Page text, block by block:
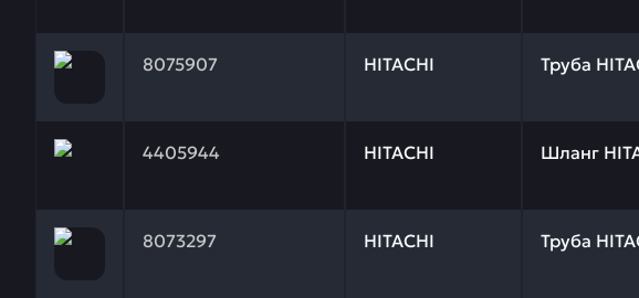
8075907 HITACHI Труба
Заказывая запчасти у нас, вы получаете гарантию качества и
4405944 HITACHI Шланг
Заказывая запчасти у нас, вы получаете гарантию качества и
8073297 HITACHI Труба
Заказывая запчасти у нас, вы получаете гарантию качества и